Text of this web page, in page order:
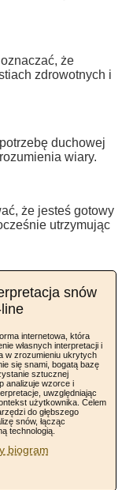
że
zdrowotnych i
duchowej
wiary.
że jesteś gotowy
utrzymując
snów
internetowa, która
własnych interpretacji i
w zrozumieniu ukrytych
się snami, bogatą bazę
sztucznej
analizuje wzorce i
uwzględniając
użytkownika. Celem
do głębszego
snów, łącząc
technologią.
biogram